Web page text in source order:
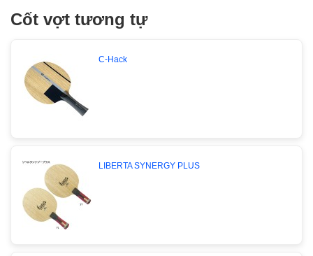
Cốt vợt tương tự
C-Hack
LIBERTA SYNERGY PLUS